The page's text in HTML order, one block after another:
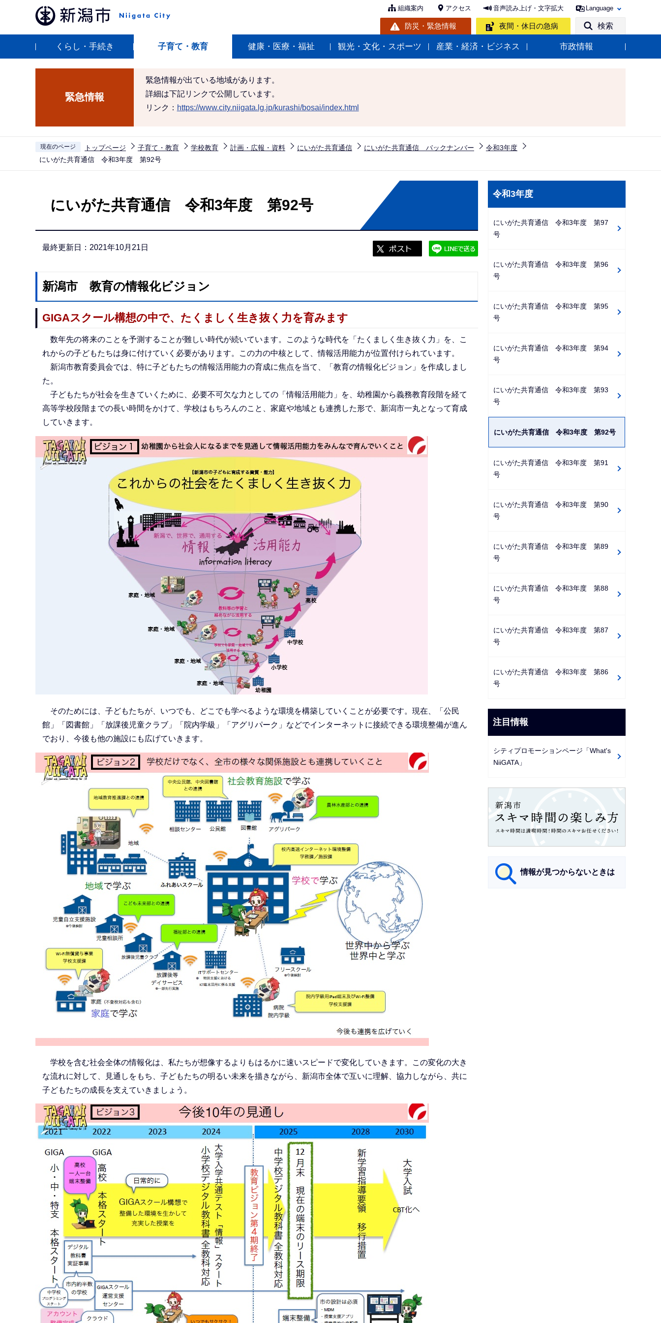
ペ
組織案内 アクセス 音声読み上げ・文字拡大 Language
防災・緊急情報 夜間・休日の急病 検索
くらし・手続き 子育て・教育 健康・医療・福祉 観光・文化・スポーツ 産業・経済・ビジネス 市政情報
緊急情報
緊急情報が出ている地域があります。
詳細は下記リンクで公開しています。
リンク： https://www.city.niigata.lg.jp/kurashi/bosai/index.html
現在のページ トップページ 子育て・教育 学校教育 計画・広報・資料 にいがた共育通信 にいがた共育通信 バックナンバー
令和3年度
にいがた共育通信 令和3年度 第92号
にいがた共育通信 令和3年度 第92号
最終更新日：2021年10月21日
新潟市 教育の情報化ビジョン
GIGAスクール構想の中で、たくましく生き抜く力を育みます
数年先の将来のことを予測することが難しい時代が続いています。このような時代を「たくましく生き抜く力」を、こ
れからの子どもたちは身に付けていく必要があります。この力の中核として、情報活用能力が位置付けられています。
新潟市教育委員会では、特に子どもたちの情報活用能力の育成に焦点を当て、「教育の情報化ビジョン」を作成しまし
た。
子どもたちが社会を生きていくために、必要不可欠な力としての「情報活用能力」を、幼稚園から義務教育段階を経て
高等学校段階までの長い時間をかけて、学校はもちろんのこと、家庭や地域とも連携した形で、新潟市一丸となって育成
していきます。
そのためには、子どもたちが、いつでも、どこでも学べるような環境を構築していくことが必要です。現在、「公民
館」「図書館」「放課後児童クラブ」「院内学級」「アグリパーク」などでインターネットに接続できる環境整備が進ん
でおり、今後も他の施設にも広げていきます。
学校を含む社会全体の情報化は、私たちが想像するよりもはるかに速いスピードで変化していきます。この変化の大き
な流れに対して、見通しをもち、子どもたちの明るい未来を描きながら、新潟市全体で互いに理解、協力しながら、共に
子どもたちの成長を支えていきましょう。
ビ
シ
こ
ら
令和3年度
にいがた共育通信 令和3年度 第97
号
にいがた共育通信 令和3年度 第96
号
にいがた共育通信 令和3年度 第95
号
にいがた共育通信 令和3年度 第94
号
にいがた共育通信 令和3年度 第93
号
にいがた共育通信 令和3年度 第92号
にいがた共育通信 令和3年度 第91
号
にいがた共育通信 令和3年度 第90
号
にいがた共育通信 令和3年度 第89
号
にいがた共育通信 令和3年度 第88
号
にいがた共育通信 令和3年度 第87
号
にいがた共育通信 令和3年度 第86
号
注目情報
シティプロモーションページ「What's
NiiGATA」
情報が見つからないときは